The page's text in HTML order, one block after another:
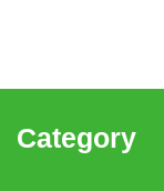
Category